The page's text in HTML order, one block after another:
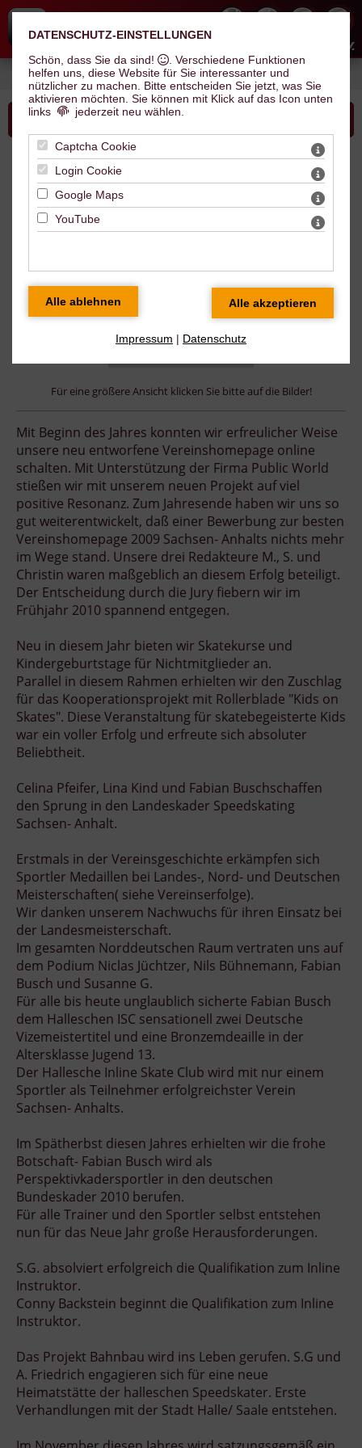
Hallescher Inline Skate Club e.V.
Sie sind hier: Verein >Auf einen Blick> Vereinschronik
Bitte wählen Sie...
2009
Für eine größere Ansicht klicken Sie bitte auf die Bilder!
Mit Beginn des Jahres konnten wir erfreulicher Weise
unsere neu entworfene Vereinshomepage online
schalten. Mit Unterstützung der Firma Public World
stießen wir mit unserem neuen Projekt auf viel
positive Resonanz. Zum Jahresende haben wir uns so
gut weiterentwickelt, daß einer Bewerbung zur besten
Vereinshomepage 2009 Sachsen- Anhalts nichts mehr
im Wege stand. Unsere drei Redakteure M., S. und
Christin waren maßgeblich an diesem Erfolg beteiligt.
Der Entscheidung durch die Jury fiebern wir im
Frühjahr 2010 spannend entgegen.
Neu in diesem Jahr bieten wir Skatekurse und
Kindergeburtstage für Nichtmitglieder an.
Parallel in diesem Rahmen erhielten wir den Zuschlag
für das Kooperationsprojekt mit Rollerblade "Kids on
Skates". Diese Veranstaltung für skatebegeisterte Kids
war ein voller Erfolg und erfreute sich absoluter
Beliebtheit.
Celina Pfeifer, Lina Kind und Fabian Buschschaffen
den Sprung in den Landeskader Speedskating
Sachsen- Anhalt.
Erstmals in der Vereinsgeschichte erkämpfen sich
Sportler Medaillen bei Landes-, Nord- und Deutschen
Meisterschaften( siehe Vereinserfolge).
Wir danken unserem Nachwuchs für ihren Einsatz bei
der Landesmeisterschaft.
Im gesamten Norddeutschen Raum vertraten uns auf
dem Podium Niclas Jüchtzer, Nils Bühnemann, Fabian
Busch und Susanne G.
Für alle bis heute unglaublich sicherte Fabian Busch
dem Halleschen ISC sensationell zwei Deutsche
Vizemeistertitel und eine Bronzemdeaille in der
Altersklasse Jugend 13.
Der Hallesche Inline Skate Club wird mit nur einem
Sportler als Teilnehmer erfolgreichster Verein
Sachsen- Anhalts.
Im Spätherbst diesen Jahres erhielten wir die frohe
Botschaft- Fabian Busch wird als
Perspektivkadersportler in den deutschen
Bundeskader 2010 berufen.
Für alle Trainer und den Sportler selbst entstehen
nun für das Neue Jahr große Herausforderungen.
S.G. absolviert erfolgreich die Qualifikation zum Inline
Instruktor.
Conny Backstein beginnt die Qualifikation zum Inline
Instruktor.
Das Projekt Bahnbau wird ins Leben gerufen. S.G und
A. Friedrich engagieren sich für eine neue
Heimatstätte der halleschen Speedskater. Erste
Verhandlungen mit der Stadt Halle/ Saale entstehen.
DATENSCHUTZ-EINSTELLUNGEN
Schön, dass Sie da sind!
. Verschiedene Funktionen
helfen uns, diese Website für Sie interessanter und
nützlicher zu machen.
Bitte entscheiden Sie jetzt, was Sie
aktivieren möchten. Sie können mit Klick auf das Icon unten
links
jederzeit neu wählen.
Captcha Cookie
Login Cookie
Google Maps
YouTube
Impressum | Datenschutz